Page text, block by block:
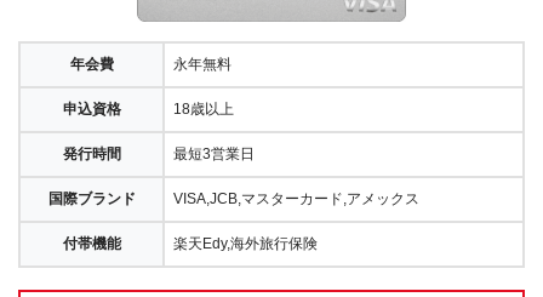
年会費 永年無料
申込資格 18歳以上
発行時間 最短3営業日
国際ブランド VISA,JCB,マスターカード,アメックス
付帯機能 楽天Edy,海外旅行保険